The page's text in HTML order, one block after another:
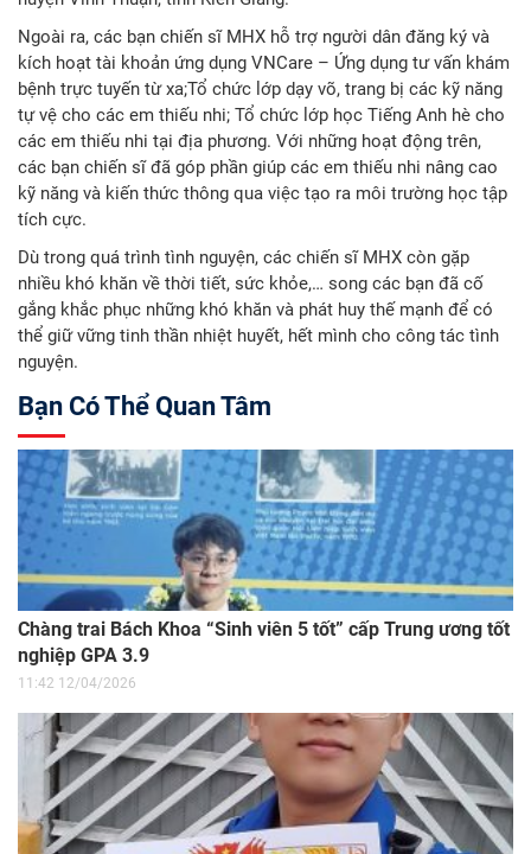
Ngoài ra, các bạn chiến sĩ MHX hỗ trợ người dân đăng ký và
kích hoạt tài khoản ứng dụng VNCare – Ứng dụng tư vấn khám
bệnh trực tuyến từ xa;Tổ chức lớp dạy võ, trang bị các kỹ năng
tự vệ cho các em thiếu nhi; Tổ chức lớp học Tiếng Anh hè cho
các em thiếu nhi tại địa phương. Với những hoạt động trên,
các bạn chiến sĩ đã góp phần giúp các em thiếu nhi nâng cao
kỹ năng và kiến thức thông qua việc tạo ra môi trường học tập
tích cực.
Dù trong quá trình tình nguyện, các chiến sĩ MHX còn gặp
nhiều khó khăn về thời tiết, sức khỏe,… song các bạn đã cố
gắng khắc phục những khó khăn và phát huy thế mạnh để có
thể giữ vững tinh thần nhiệt huyết, hết mình cho công tác tình
nguyện.
Bạn Có Thể Quan Tâm
Chàng trai Bách Khoa “Sinh viên 5 tốt” cấp Trung ương tốt
nghiệp GPA 3.9
11:42 12/04/2026